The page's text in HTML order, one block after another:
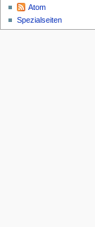
Atom
Spezialseiten